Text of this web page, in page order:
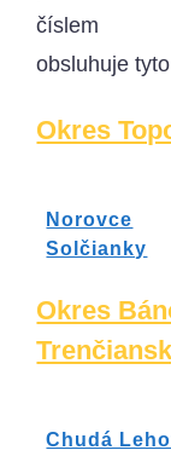
číslem
obsluhuje
Okres
Norovce
Solčianky
Okres
Chudá